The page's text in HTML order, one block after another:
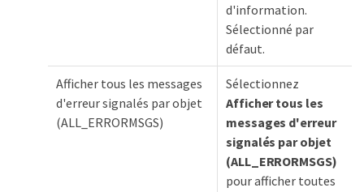
d'information.
Sélectionné par
défaut.
Afficher tous les messages
d'erreur signalés par objet
(ALL_ERRORMSGS)
Sélectionnez
Afficher tous les
messages d'erreur
signalés par objet
(ALL_ERRORMSGS)
pour afficher toutes